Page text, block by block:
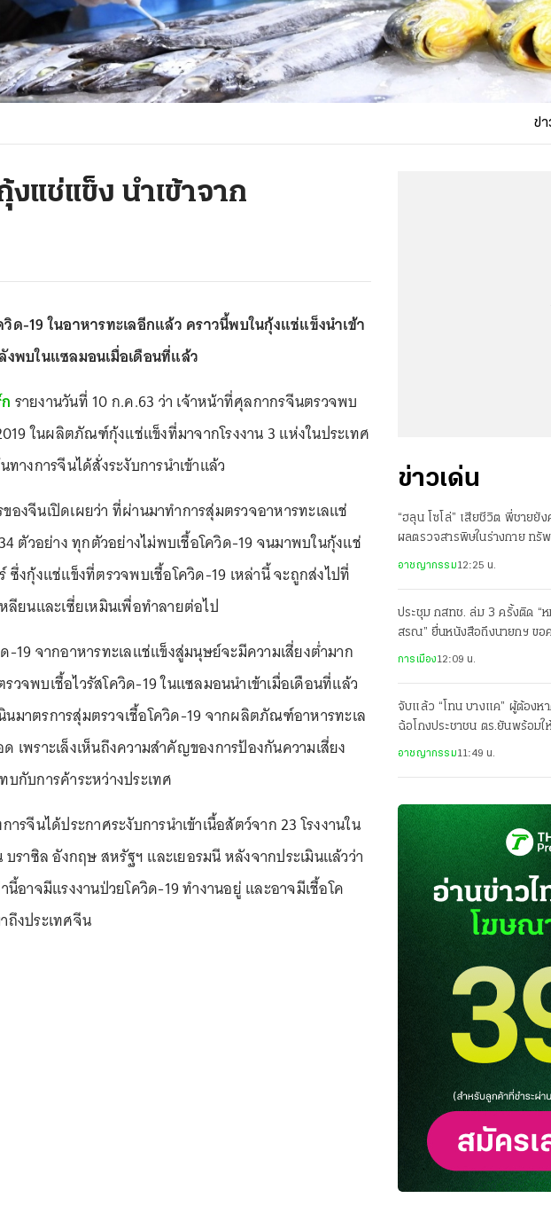
ข่า
แช่แข็ง นำเข้าจาก
ด-19 ในอาหารทะเลอีกแล้ว คราวนี้พบในกุ้งแช่แข็งนำเข้า
งพบในแซลมอนเมื่อเดือนที่แล้ว
รายงานวันที่ 10 ก.ค.63 ว่า เจ้าหน้าที่ศุลกากรจีนตรวจพบ
ในผลิตภัณฑ์กุ้งแช่แข็งที่มาจากโรงงาน 3 แห่งในประเทศ
ทางการจีนได้สั่งระงับการนำเข้าแล้ว
องจีนเปิดเผยว่า ที่ผ่านมาทำการสุ่มตรวจอาหารทะเลแช่
ตัวอย่าง ทุกตัวอย่างไม่พบเชื้อโควิด-19 จนมาพบในกุ้งแช่
ซึ่งกุ้งแช่แข็งที่ตรวจพบเชื้อโควิด-19 เหล่านี้ จะถูกส่งไปที่
ลียนและเซี่ยเหมินเพื่อทำลายต่อไป
-19 จากอาหารทะเลแช่แข็งสู่มนุษย์จะมีความเสี่ยงต่ำมาก
วจพบเชื้อไวรัสโควิด-19 ในแซลมอนนำเข้าเมื่อเดือนที่แล้ว
นมาตรการสุ่มตรวจเชื้อโควิด-19 จากผลิตภัณฑ์อาหารทะเล
เพราะเล็งเห็นถึงความสำคัญของการป้องกันความเสี่ยง
บกับการค้าระหว่างประเทศ
ารจีนได้ประกาศระงับการนำเข้าเนื้อสัตว์จาก 23 โรงงานใน
บราซิล อังกฤษ สหรัฐฯ และเยอรมนี หลังจากประเมินแล้วว่า
นี้อาจมีแรงงานป่วยโควิด-19 ทำงานอยู่ และอาจมีเชื้อโค
งประเทศจีน
ข่าวเด่น
“ฮลุน โซโล่” เสียชีวิต พี่ชายยัง
ผลตรวจสารพิษในร่างกาย ทรั
อาชญากรรม12:25 น.
ประชุม กสทช. ล่ม 3 ครั้งติด “ห
สรณ” ยื่นหนังสือถึงนายกฯ ขอ
เป็นธรรม
การเมือง12:09 น.
จับแล้ว “โทน บางแค” ผู้ต้องห
ฉ้อโกงประชาชน ตร.ยันพร้อมใ
อาชญากรรม11:49 น.